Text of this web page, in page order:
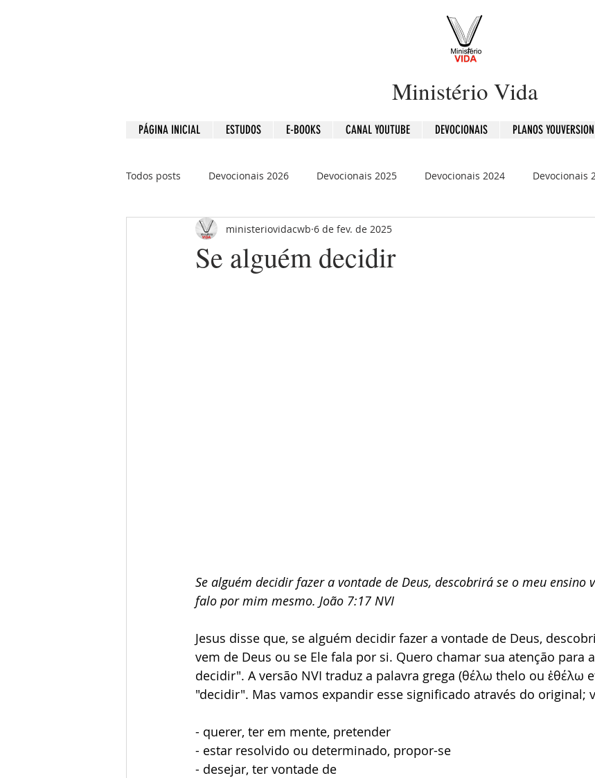
Ministério Vida
PÁGINA INICIAL ESTUDOS E-BOOKS CANAL YOUTUBE DEVOCIONAIS PLANOS YOUVERSION
Todos posts Devocionais 2026 Devocionais 2025 Devocionais 2024 Devocionais
Devocionais 2021 Devocionais 2020 120 Dias - Leitura Bíblica
Se alguém decidir
ministeriovidacwb 6 de fev. de 2025
Se alguém decidir fazer a vontade de Deus, descobrirá se o meu ensino
falo por mim mesmo. João 7:17 NVI
Jesus disse que, se alguém decidir fazer a vontade de Deus,
vem de Deus ou se Ele fala por si. Quero chamar sua atenção para
decidir". A versão NVI traduz a palavra grega (θέλω thelo ou ἐθέλω
"decidir". Mas vamos expandir esse significado através do original;
- querer, ter em mente, pretender
- estar resolvido ou determinado, propor-se
- desejar, ter vontade de